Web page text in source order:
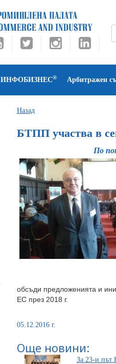
ИНФОБИЗНЕС® Арбитражен
Назад
БТПП участва в
По
обсъди предложенията и
ЕС през 2018 г.
05.12.2016 г.
Още новини:
За 23-и път